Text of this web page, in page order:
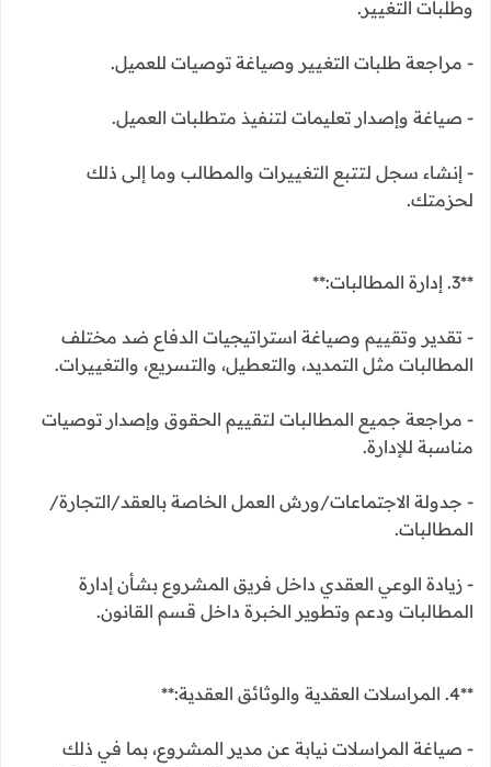
وطلبات التغيير.
- مراجعة طلبات التغيير وصياغة توصيات للعميل.
- صياغة وإصدار تعليمات لتنفيذ متطلبات العميل.
- إنشاء سجل لتتبع التغييرات والمطالب وما إلى ذلك
لحزمتك.
**3. إدارة المطالبات:**
- تقدير وتقييم وصياغة استراتيجيات الدفاع ضد مختلف
المطالبات مثل التمديد، والتعطيل، والتسريع، والتغييرات.
- مراجعة جميع المطالبات لتقييم الحقوق وإصدار توصيات
مناسبة للإدارة.
- جدولة الاجتماعات/ورش العمل الخاصة بالعقد/التجارة/
المطالبات.
- زيادة الوعي العقدي داخل فريق المشروع بشأن إدارة
المطالبات ودعم وتطوير الخبرة داخل قسم القانون.
**4. المراسلات العقدية والوثائق العقدية:**
- صياغة المراسلات نيابة عن مدير المشروع، بما في ذلك